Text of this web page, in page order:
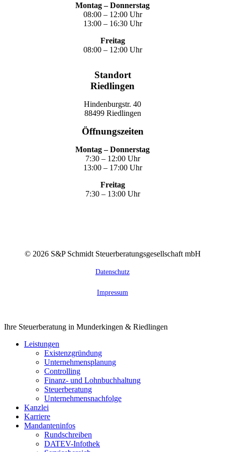
Montag – Donnerstag
08:00 – 12:00 Uhr
13:00 – 16:30 Uhr
Freitag
08:00 – 12:00 Uhr
Standort
Riedlingen
Hindenburgstr. 40
88499 Riedlingen
Öffnungszeiten
Montag – Donnerstag
7:30 – 12:00 Uhr
13:00 – 17:00 Uhr
Freitag
7:30 – 13:00 Uhr
© 2026S&P Schmidt Steuerberatungsgesellschaft mbH
Datenschutz
Impressum
Close
Ihre Steuerberatung in Munderkingen & Riedlingen
Leistungen
Existenzgründung
Unternehmensplanung
Controlling
Finanz- und Lohnbuchhaltung
Steuerberatung
Unternehmensnachfolge
Kanzlei
Karriere
Mandanteninfos
Rundschreiben
DATEV-Infothek